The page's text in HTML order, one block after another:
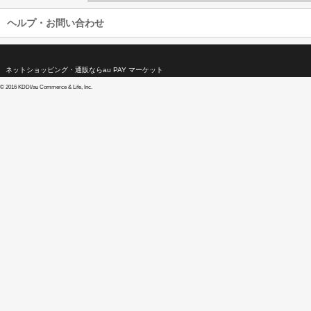
ヘルプ・お問い合わせ
ネットショッピング・通販ならau PAY マーケット
© 2016 KDDI/au Commerce & Life, Inc.